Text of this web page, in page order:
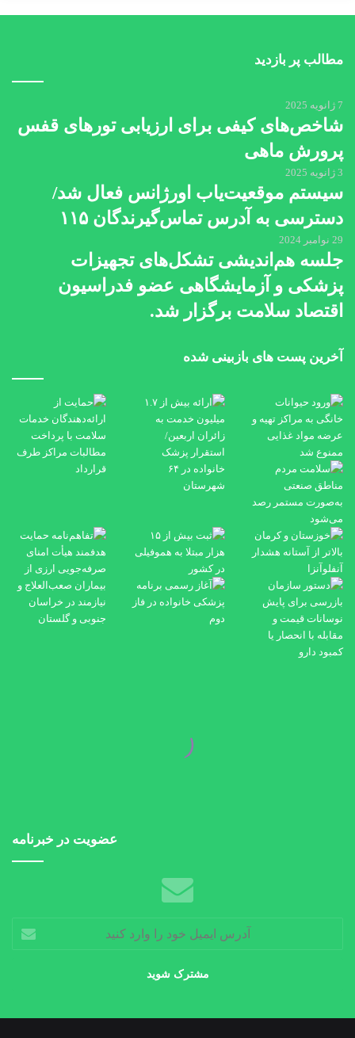
مطالب پر بازدید
7 ژانویه 2025
شاخص‌های کیفی برای ارزیابی تورهای قفس
پرورش ماهی
3 ژانویه 2025
سیستم موقعیت‌یاب اورژانس فعال شد/
دسترسی به آدرس تماس‌گیرندگان ۱۱۵
29 نوامبر 2024
جلسه هم‌اندیشی تشکل‌های تجهیزات
پزشکی و آزمایشگاهی عضو فدراسیون
اقتصاد سلامت برگزار شد.
آخرین پست های بازبینی شده
عضویت در خبرنامه